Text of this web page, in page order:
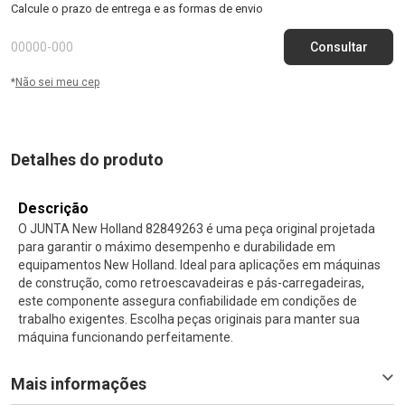
Calcule o prazo de entrega e as formas de envio
*Não sei meu cep
Detalhes do produto
Descrição
O JUNTA New Holland 82849263 é uma peça original projetada
para garantir o máximo desempenho e durabilidade em
equipamentos New Holland. Ideal para aplicações em máquinas
de construção, como retroescavadeiras e pás-carregadeiras,
este componente assegura confiabilidade em condições de
trabalho exigentes. Escolha peças originais para manter sua
máquina funcionando perfeitamente.
Mais informações